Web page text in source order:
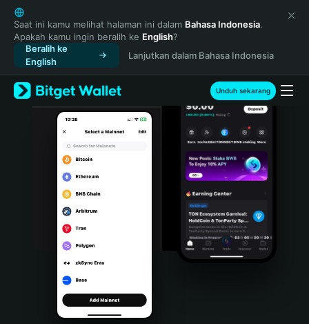
English
日本語
Tiếng Việt
Русский
Español (Latinoamérica)
Türkçe
Italiano
Português (Portugal)
Bahasa Indonesia
Português (Brasil)
Español (Argentina)
Saat ini kamu melihat halaman ini dalam Bahasa Indonesia.
Apakah kamu ingin beralih ke English?
Beralih ke
English
Lanjutkan dalam Bahasa Indonesia
Unduh sekarang